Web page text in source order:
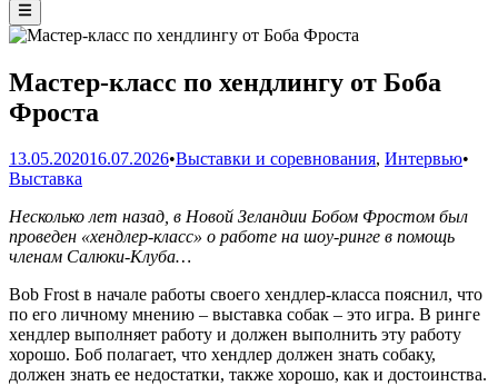
Главное
меню
Мастер-класс по хендлингу от Боба
Фроста
13.05.202016.07.2026•Выставки и соревнования, Интервью•
Выставка
Несколько лет назад, в Новой Зеландии Бобом Фростом был
проведен «хендлер-класс» о работе на шоу-ринге в помощь
членам Салюки-Клуба…
Bob Frost в начале работы своего хендлер-класса пояснил, что
по его личному мнению – выставка собак – это игра. В ринге
хендлер выполняет работу и должен выполнить эту работу
хорошо. Боб полагает, что хендлер должен знать собаку,
должен знать ее недостатки, также хорошо, как и достоинства.